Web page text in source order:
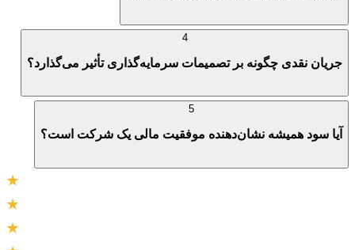
جریان نقدی چگونه بر تصمیمات سرمایه‌گذاری تأثیر می‌گذارد؟
آیا سود همیشه نشان‌دهنده موفقیت مالی یک شرکت است؟